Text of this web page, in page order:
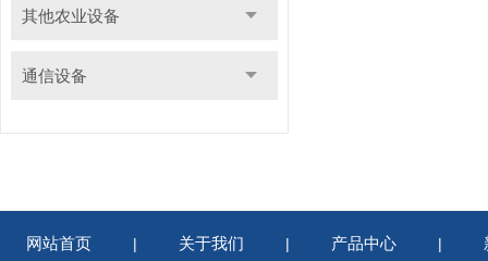
其他农业设备
通信设备
网站首页 | 关于我们 | 产品中心 |